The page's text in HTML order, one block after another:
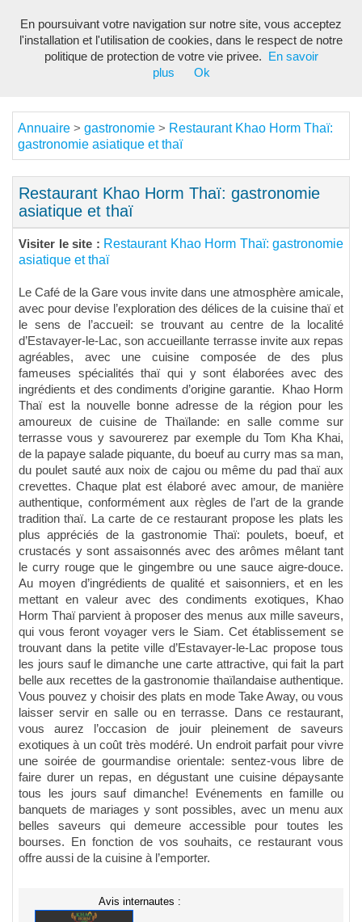
Annuaire > gastronomie > Restaurant Khao Horm Thaï:
gastronomie asiatique et thaï
Restaurant Khao Horm Thaï: gastronomie
asiatique et thaï
Visiter le site : Restaurant Khao Horm Thaï: gastronomie
asiatique et thaï
Le Café de la Gare vous invite dans une atmosphère amicale,
avec pour devise l’exploration des délices de la cuisine thaï et
le sens de l’accueil: se trouvant au centre de la localité
d’Estavayer-le-Lac, son accueillante terrasse invite aux repas
agréables, avec une cuisine composée de des plus
fameuses spécialités thaï qui y sont élaborées avec des
ingrédients et des condiments d’origine garantie. Khao Horm
Thaï est la nouvelle bonne adresse de la région pour les
amoureux de cuisine de Thaïlande: en salle comme sur
terrasse vous y savourerez par exemple du Tom Kha Khai,
de la papaye salade piquante, du boeuf au curry mas sa man,
du poulet sauté aux noix de cajou ou même du pad thaï aux
crevettes. Chaque plat est élaboré avec amour, de manière
authentique, conformément aux règles de l’art de la grande
tradition thaï. La carte de ce restaurant propose les plats les
plus appréciés de la gastronomie Thaï: poulets, boeuf, et
crustacés y sont assaisonnés avec des arômes mêlant tant
le curry rouge que le gingembre ou une sauce aigre-douce.
Au moyen d’ingrédients de qualité et saisonniers, et en les
mettant en valeur avec des condiments exotiques, Khao
Horm Thaï parvient à proposer des menus aux mille saveurs,
qui vous feront voyager vers le Siam. Cet établissement se
trouvant dans la petite ville d’Estavayer-le-Lac propose tous
les jours sauf le dimanche une carte attractive, qui fait la part
belle aux recettes de la gastronomie thaïlandaise authentique.
Vous pouvez y choisir des plats en mode Take Away, ou vous
laisser servir en salle ou en terrasse. Dans ce restaurant,
vous aurez l’occasion de jouir pleinement de saveurs
exotiques à un coût très modéré. Un endroit parfait pour vivre
une soirée de gourmandise orientale: sentez-vous libre de
faire durer un repas, en dégustant une cuisine dépaysante
tous les jours sauf dimanche! Evénements en famille ou
banquets de mariages y sont possibles, avec un menu aux
belles saveurs qui demeure accessible pour toutes les
bourses. En fonction de vos souhaits, ce restaurant vous
offre aussi de la cuisine à l’emporter.
Avis internautes :
En poursuivant votre navigation sur notre site, vous acceptez
l'installation et l'utilisation de cookies, dans le respect de notre
politique de protection de votre vie privee.
En savoir
plus
Ok